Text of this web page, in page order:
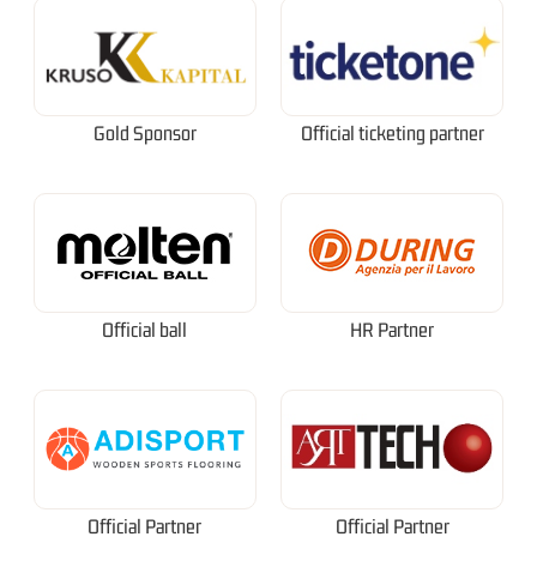
Gold Sponsor Official ticketing partner
Official ball HR Partner
Official Partner Official Partner